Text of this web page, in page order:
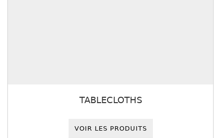
TABLECLOTHS
VOIR LES PRODUITS